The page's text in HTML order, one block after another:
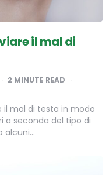
il mal di
2 MINUTE READ
il mal di testa in modo
a seconda del tipo di
alcuni…